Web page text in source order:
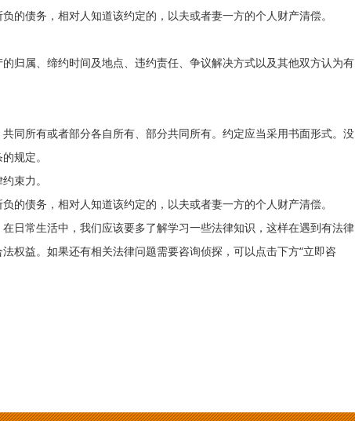
的债务，相对人知道该约定的，以夫或者妻一方的个人财产清偿。
归属、缔约时间及地点、违约责任、争议解决方式以及其他双方认为有
同所有或者部分各自所有、部分共同所有。约定应当采用书面形式。没
规定。
束力。
的债务，相对人知道该约定的，以夫或者妻一方的个人财产清偿。
日常生活中，我们应该要多了解学习一些法律知识，这样在遇到有法律
权益。如果还有相关法律问题需要咨询侦探，可以点击下方“立即咨